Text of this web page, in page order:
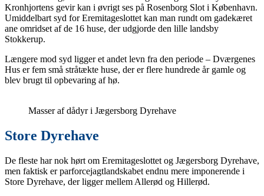
Kronhjortens gevir kan i øvrigt ses på Rosenborg Slot i København.
Umiddelbart syd for Eremitageslottet kan man rundt om gadekæret
ane omridset af de 16 huse, der udgjorde den lille landsby
Stokkerup.
Længere mod syd ligger et andet levn fra den periode – Dværgenes
Hus er fem små stråtækte huse, der er flere hundrede år gamle og
blev brugt til opbevaring af hø.
Masser af dådyr i Jægersborg Dyrehave
Store Dyrehave
De fleste har nok hørt om Eremitageslottet og Jægersborg Dyrehave,
men faktisk er parforcejagtlandskabet endnu mere imponerende i
Store Dyrehave, der ligger mellem Allerød og Hillerød.